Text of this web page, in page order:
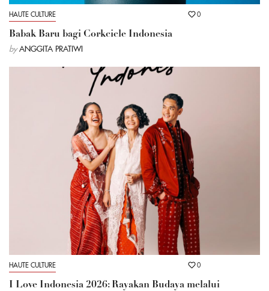
HAUTE CULTURE 0
Babak Baru bagi Corkcicle Indonesia
by ANGGITA PRATIWI
HAUTE CULTURE 0
I Love Indonesia 2026: Rayakan Budaya melalui